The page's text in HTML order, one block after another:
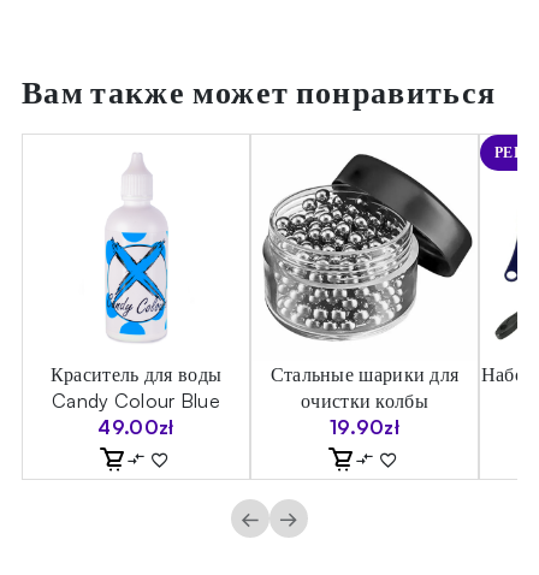
Вам также может понравиться
Краситель для воды
Candy Colour Blue
49.00zł
Стальные шарики для
очистки колбы
19.90zł
Набор
← →